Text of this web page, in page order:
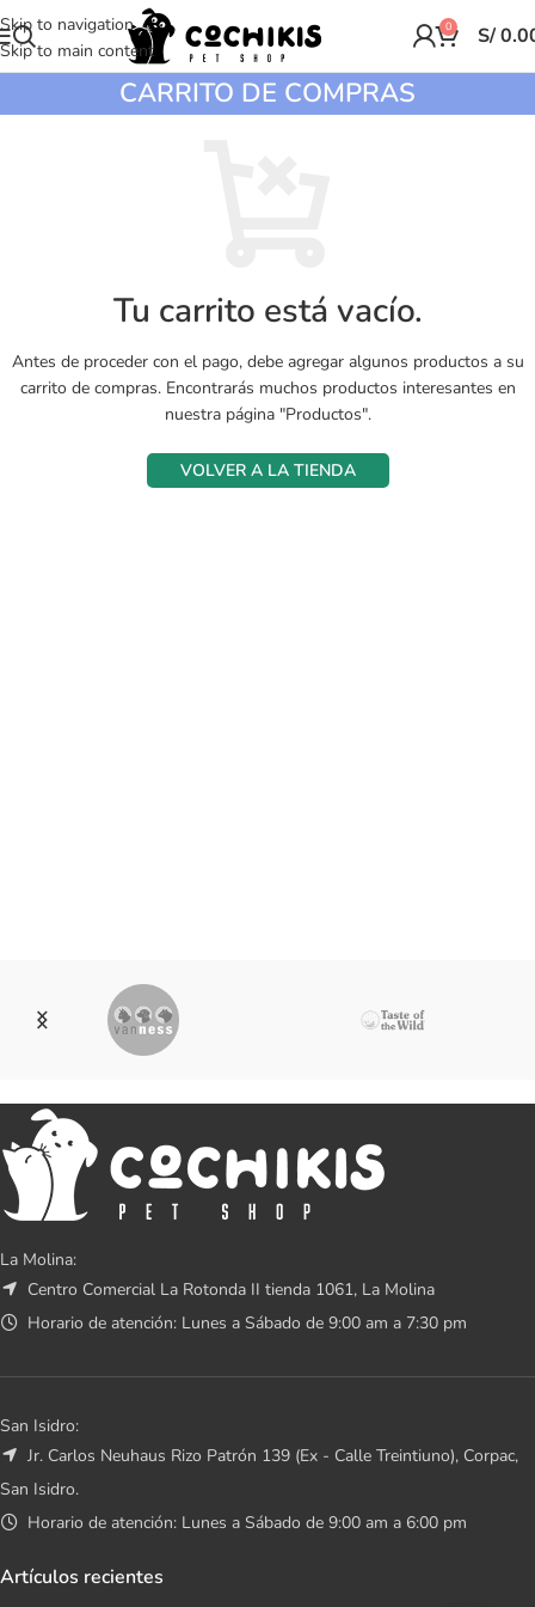
Skip to navigation
Skip to main content
0 S/
CARRITO DE COMPRAS
Tu carrito está vacío.
Antes de proceder con el pago, debe agregar algunos productos a su
carrito de compras. Encontrarás muchos productos interesantes en
nuestra página "Productos".
VOLVER A LA TIENDA
La Molina:
Centro Comercial La Rotonda II tienda 1061, La Molina
Horario de atención: Lunes a Sábado de 9:00 am a 7:30 pm
San Isidro:
Jr. Carlos Neuhaus Rizo Patrón 139 (Ex - Calle Treintiuno), Corpac,
San Isidro.
Horario de atención: Lunes a Sábado de 9:00 am a 6:00 pm
Artículos recientes